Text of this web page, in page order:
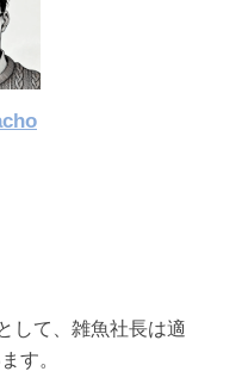
して、雑魚社長は適
す。